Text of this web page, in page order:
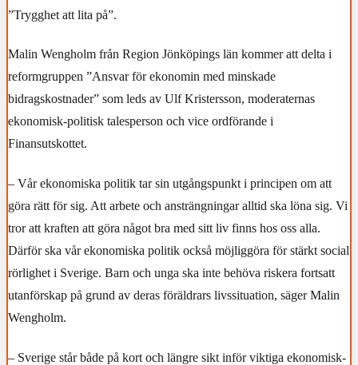
”Trygghet att lita på”.
Malin Wengholm från Region Jönköpings län kommer att delta i
reformgruppen ”Ansvar för ekonomin med minskade
bidragskostnader” som leds av Ulf Kristersson, moderaternas
ekonomisk-politisk talesperson och vice ordförande i
Finansutskottet.
– Vår ekonomiska politik tar sin utgångspunkt i principen om att
göra rätt för sig. Att arbete och ansträngningar alltid ska löna sig. Vi
tror att kraften att göra något bra med sitt liv finns hos oss alla.
Därför ska vår ekonomiska politik också möjliggöra för stärkt social
rörlighet i Sverige. Barn och unga ska inte behöva riskera fortsatt
utanförskap på grund av deras föräldrars livssituation, säger Malin
Wengholm.
– Sverige står både på kort och längre sikt inför viktiga ekonomisk-